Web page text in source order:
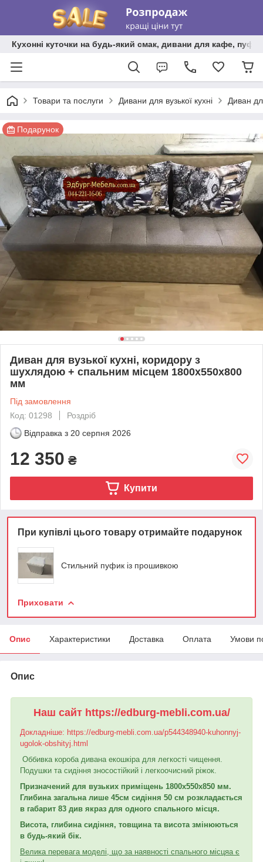
Кухонні куточки на будь-який смак, дивани для кафе,
Товари та послуги Дивани для вузької кухні Диван
Подарунок
Диван для вузької кухні, коридору з
шухлядою + спальним місцем 1800х550х800
мм
Під замовлення
Код: 01298
Роздріб
Відправка з 20 серпня 2026
12 350 ₴
Купити
При купівлі цього товару отримайте подарунок
Стильний пуфик із прошивкою
Приховати
Опис Характеристики Доставка Оплата Умови
Опис
Наш сайт https://edburg-mebli.com.ua/
Докладніше: https://edburg-mebli.com.ua/p544348940-kuhonnyj-
ugolok-obshityj.html
Оббивка короба дивана екошкіра для легкості чищення.
Подушки та сидіння зносостійкий і легкоочисний ріжок.
Призначений для вузьких приміщень 1800х550х850 мм.
Глибина загальна лише 45см сидіння 50 см розкладається
в габарит 83 див якраз для одного спального місця.
Висота, глибина сидіння, товщина та висота змінюються
в будь-який бік.
Велика перевага моделі, що за наявності спального місцяа є